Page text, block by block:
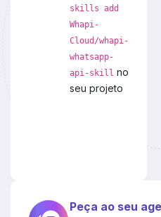
skills add
Whapi-
Cloud/whapi-
whatsapp-
api-skill no
seu projeto
Peça ao seu